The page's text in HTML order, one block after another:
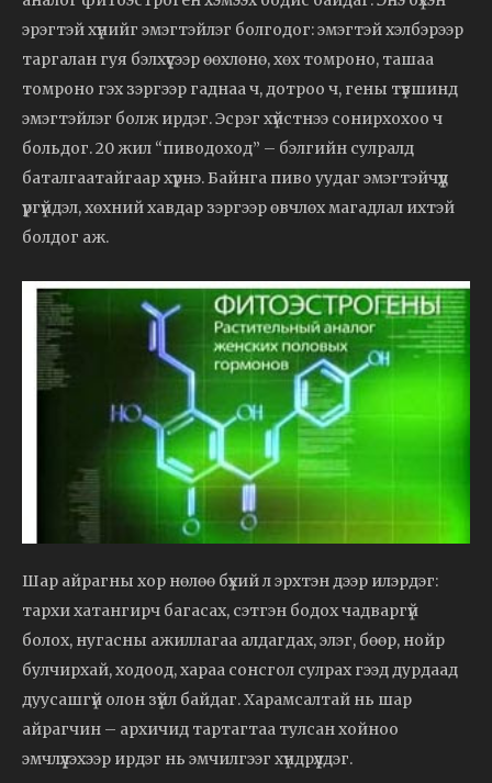
эрэгтэй хүнийг эмэгтэйлэг болгодог: эмэгтэй хэлбэрээр
таргалан гуя бэлхүүсээр өөхлөнө, хөх томроно, ташаа
томроно гэх зэргээр гаднаа ч, дотроо ч, гены түвшинд
эмэгтэйлэг болж ирдэг. Эсрэг хүйстнээ сонирхохоо ч
больдог. 20 жил “пиводоход” – бэлгийн сулралд
баталгаатайгаар хүрнэ. Байнга пиво уудаг эмэгтэйчүүд
үргүйдэл, хөхний хавдар зэргээр өвчлөх магадлал ихтэй
болдог аж.
Шар айрагны хор нөлөө бүхий л эрхтэн дээр илэрдэг:
тархи хатангирч багасах, сэтгэн бодох чадваргүй
болох, нугасны ажиллагаа алдагдах, элэг, бөөр, нойр
булчирхай, ходоод, хараа сонсгол сулрах гээд дурдаад
дуусашгүй олон зүйл байдаг. Харамсалтай нь шар
айрагчин – архичид тартагтаа тулсан хойноо
эмчлүүлэхээр ирдэг нь эмчилгээг хүндрүүлдэг.